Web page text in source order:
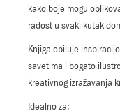
kako boje mogu
radost u svaki kutak
Knjiga obiluje
savetima i bogato
kreativnog izražavanja
Idealno za: